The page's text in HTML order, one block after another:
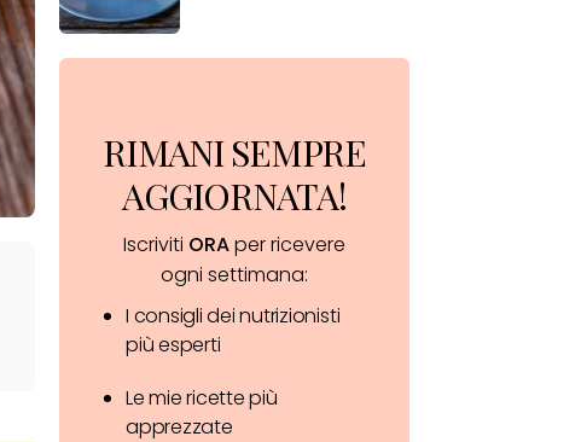
RIMANI SEMPRE
AGGIORNATA!
Iscriviti ORAper ricevere
ogni settimana:
I consigli dei nutrizionisti
più esperti
Le mie ricette più
apprezzate